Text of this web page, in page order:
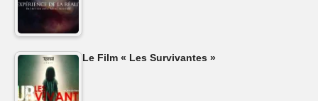
Le Film « Les Survivantes »